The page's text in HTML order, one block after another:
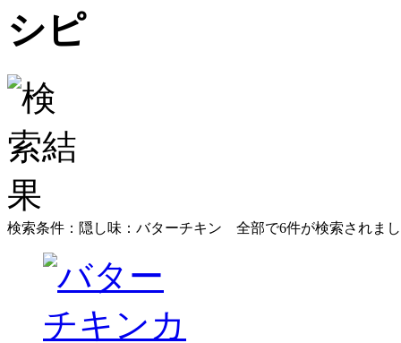
検索条件：隠し味：バターチキン 全部で6件が検索されま